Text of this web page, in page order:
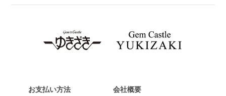
TAG HEUER
Van Cleef & Arpels
ヴァンクリーフ&アーペル
お支払い方法 会社概要